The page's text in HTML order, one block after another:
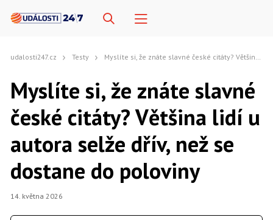
udalosti247.cz Testy Myslíte si, že znáte slavné české citáty? Většina lidí u autora selže dřív, než se dostane do poloviny
Myslíte si, že znáte slavné
české citáty? Většina lidí u
autora selže dřív, než se
dostane do poloviny
14. května 2026